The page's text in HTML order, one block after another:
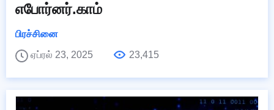
எபோர்னர்.காம்
பிரச்சினை
ஏப்ரல் 23, 2025
23,415